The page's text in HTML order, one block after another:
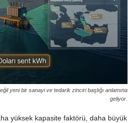
yeni bir sanayi ve tedarik zinciri başlığı anlamına
geliyor.
yüksek kapasite faktörü, daha büyük